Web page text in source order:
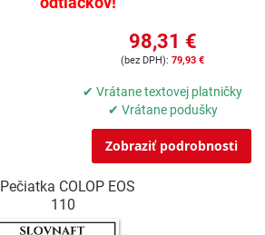
98,31 €
79,93 €
✔ Vrátane textovej platničky
✔ Vrátane podušky
Zobraziť podrobnosti
Pečiatka COLOP EOS
110